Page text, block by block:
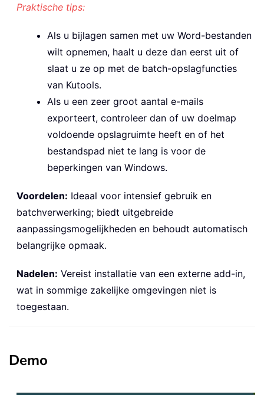
Praktische tips:
Als u bijlagen samen met uw Word-bestanden
wilt opnemen, haalt u deze dan eerst uit of
slaat u ze op met de batch-opslagfuncties
van Kutools.
Als u een zeer groot aantal e-mails
exporteert, controleer dan of uw doelmap
voldoende opslagruimte heeft en of het
bestandspad niet te lang is voor de
beperkingen van Windows.
Voordelen: Ideaal voor intensief gebruik en
batchverwerking; biedt uitgebreide
aanpassingsmogelijkheden en behoudt automatisch
belangrijke opmaak.
Nadelen: Vereist installatie van een externe add-in,
wat in sommige zakelijke omgevingen niet is
toegestaan.
Demo